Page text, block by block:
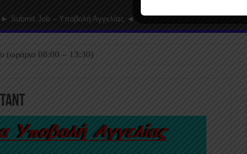
► Submit Job – Υποβολή Αγγελίας ◄
(ωράριο 08:00 – 13:30)